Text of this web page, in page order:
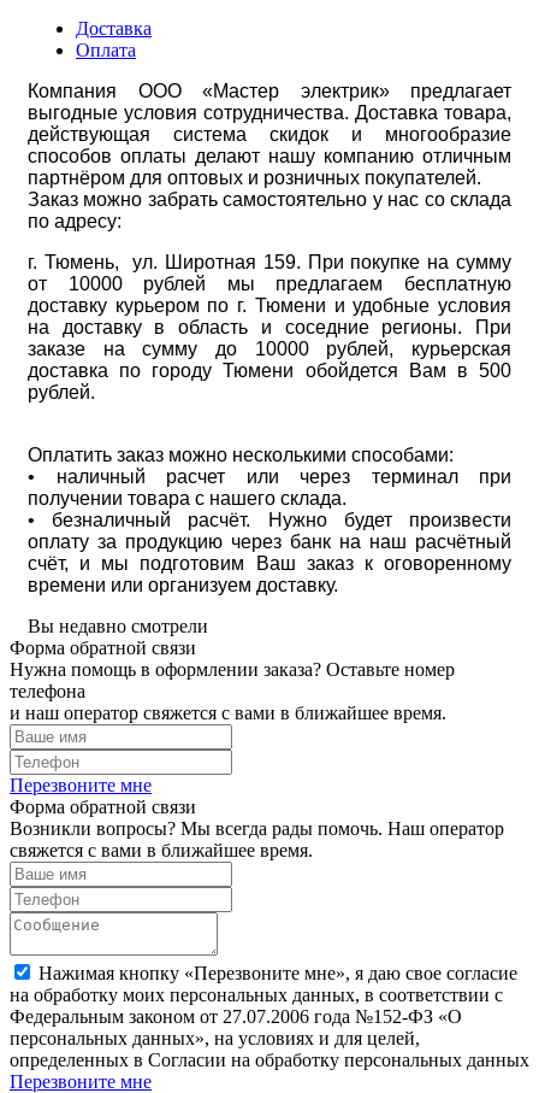
Доставка
Оплата
Компания ООО «Мастер электрик» предлагает
выгодные условия сотрудничества. Доставка товара,
действующая система скидок и многообразие
способов оплаты делают нашу компанию отличным
партнёром для оптовых и розничных покупателей.
Заказ можно забрать самостоятельно у нас со склада
по адресу:
г. Тюмень, ул. Широтная 159. При покупке на сумму
от 10000 рублей мы предлагаем бесплатную
доставку курьером по г. Тюмени и удобные условия
на доставку в область и соседние регионы. При
заказе на сумму до 10000 рублей, курьерская
доставка по городу Тюмени обойдется Вам в 500
рублей.
Оплатить заказ можно несколькими способами:
• наличный расчет или через терминал при
получении товара с нашего склада.
• безналичный расчёт. Нужно будет произвести
оплату за продукцию через банк на наш расчётный
счёт, и мы подготовим Ваш заказ к оговоренному
времени или организуем доставку.
Вы недавно смотрели
Форма обратной связи
Нужна помощь в оформлении заказа? Оставьте номер
телефона
и наш оператор свяжется с вами в ближайшее время.
Перезвоните мне
Форма обратной связи
Возникли вопросы? Мы всегда рады помочь. Наш оператор
свяжется с вами в ближайшее время.
Нажимая кнопку «Перезвоните мне», я даю свое согласие
на обработку моих персональных данных, в соответствии с
Федеральным законом от 27.07.2006 года №152-ФЗ «О
персональных данных», на условиях и для целей,
определенных в Согласии на обработку персональных данных
Перезвоните мне